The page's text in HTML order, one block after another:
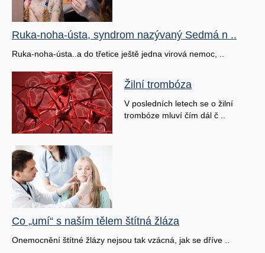
Ruka-noha-ústa, syndrom nazývaný Sedmá n ..
Ruka-noha-ústa..a do třetice ještě jedna virová nemoc, ..
Žilní trombóza
V posledních letech se o žilní
trombóze mluví čím dál č ..
Co „umí“ s naším tělem štítná žláza
Onemocnění štítné žlázy nejsou tak vzácná, jak se dříve ..